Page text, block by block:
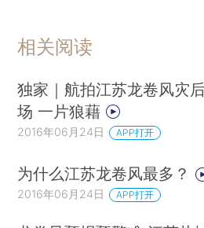
相关阅读
独家｜航拍江苏龙卷风灾
场 一片狼藉
2016年06月24日 APP打开
为什么江苏龙卷风最多？
2016年06月24日 APP打开